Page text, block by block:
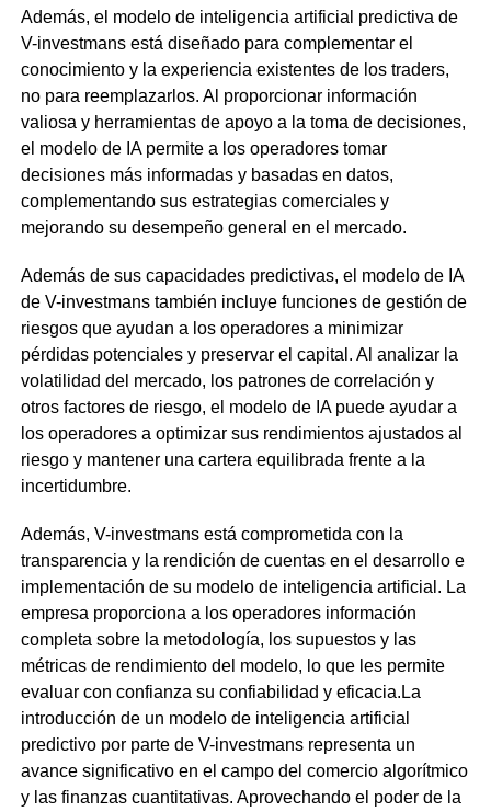
Además, el modelo de inteligencia artificial predictiva de
V-investmans está diseñado para complementar el
conocimiento y la experiencia existentes de los traders,
no para reemplazarlos. Al proporcionar información
valiosa y herramientas de apoyo a la toma de decisiones,
el modelo de IA permite a los operadores tomar
decisiones más informadas y basadas en datos,
complementando sus estrategias comerciales y
mejorando su desempeño general en el mercado.
Además de sus capacidades predictivas, el modelo de IA
de V-investmans también incluye funciones de gestión de
riesgos que ayudan a los operadores a minimizar
pérdidas potenciales y preservar el capital. Al analizar la
volatilidad del mercado, los patrones de correlación y
otros factores de riesgo, el modelo de IA puede ayudar a
los operadores a optimizar sus rendimientos ajustados al
riesgo y mantener una cartera equilibrada frente a la
incertidumbre.
Además, V-investmans está comprometida con la
transparencia y la rendición de cuentas en el desarrollo e
implementación de su modelo de inteligencia artificial. La
empresa proporciona a los operadores información
completa sobre la metodología, los supuestos y las
métricas de rendimiento del modelo, lo que les permite
evaluar con confianza su confiabilidad y eficacia.La
introducción de un modelo de inteligencia artificial
predictivo por parte de V-investmans representa un
avance significativo en el campo del comercio algorítmico
y las finanzas cuantitativas. Aprovechando el poder de la